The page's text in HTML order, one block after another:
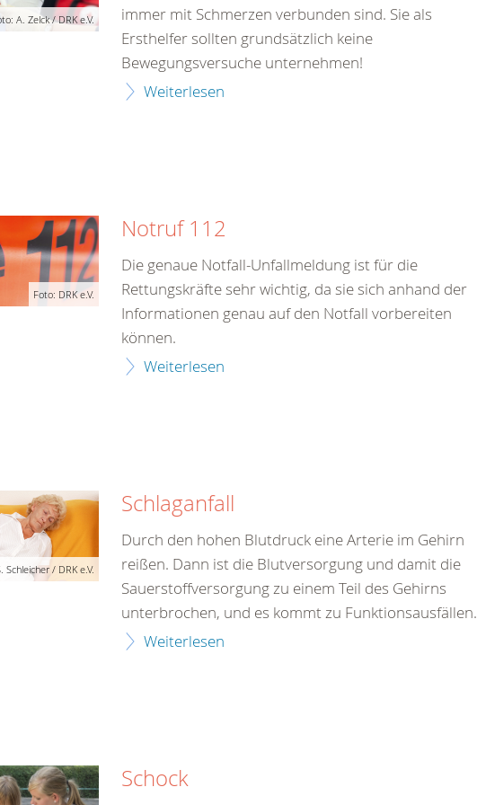
A. Zelck / DRK e.V.
immer mit Schmerzen verbunden sind. Sie als
Ersthelfer sollten grundsätzlich keine
Bewegungsversuche unternehmen!
Weiterlesen
Foto: DRK e.V.
Notruf 112
Die genaue Notfall-Unfallmeldung ist für die
Rettungskräfte sehr wichtig, da sie sich anhand der
Informationen genau auf den Notfall vorbereiten
können.
Weiterlesen
Schleicher / DRK e.V.
Schlaganfall
Durch den hohen Blutdruck eine Arterie im Gehirn
reißen. Dann ist die Blutversorgung und damit die
Sauerstoffversorgung zu einem Teil des Gehirns
unterbrochen, und es kommt zu Funktionsausfällen.
Weiterlesen
Schock